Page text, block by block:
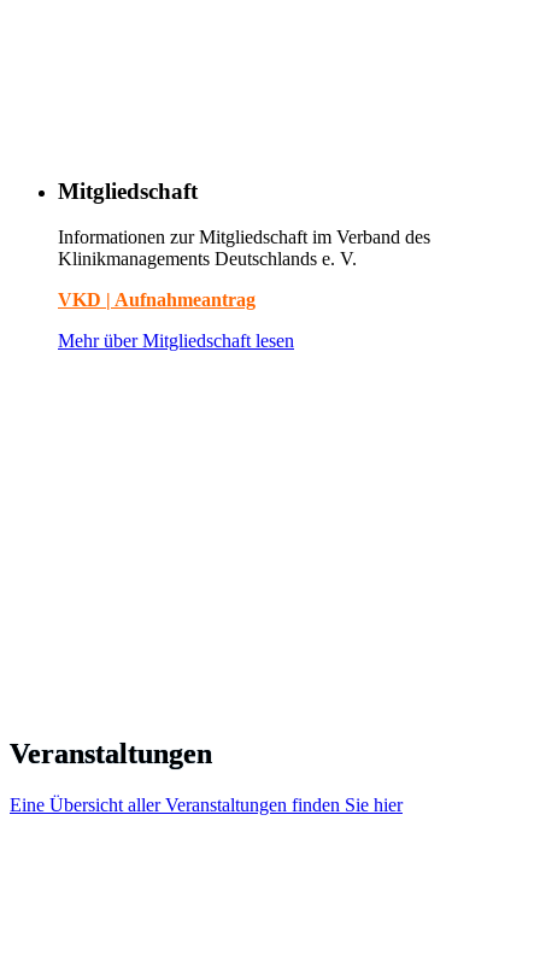
Mitgliedschaft
Informationen zur Mitgliedschaft im Verband des
Klinikmanagements Deutschlands e. V.
VKD | Aufnahmeantrag
Mehr über Mitgliedschaft lesen
Veranstaltungen
Eine Übersicht aller Veranstaltungen finden Sie hier